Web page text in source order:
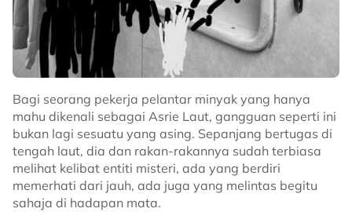
Bagi seorang pekerja pelantar minyak yang hanya
mahu dikenali sebagai Asrie Laut, gangguan seperti ini
bukan lagi sesuatu yang asing. Sepanjang bertugas di
tengah laut, dia dan rakan-rakannya sudah terbiasa
melihat kelibat entiti misteri, ada yang berdiri
memerhati dari jauh, ada juga yang melintas begitu
sahaja di hadapan mata.